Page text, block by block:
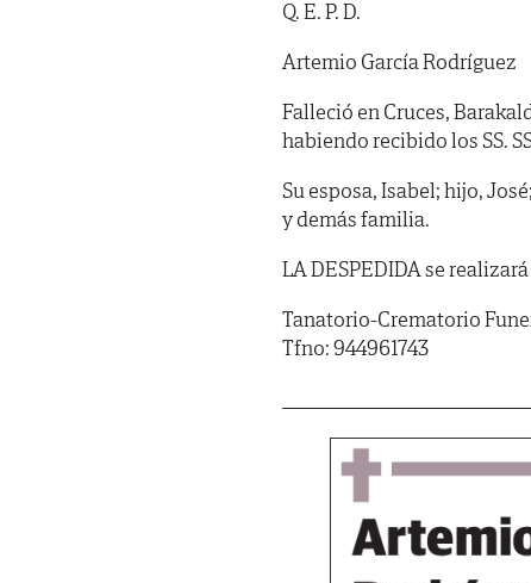
Q. E. P. D.
Artemio García Rodríguez
Falleció en Cruces,
habiendo recibido los SS.
Su esposa, Isabel; hijo,
y demás familia.
LA DESPEDIDA se
Tanatorio-Crematorio
Tfno: 944961743